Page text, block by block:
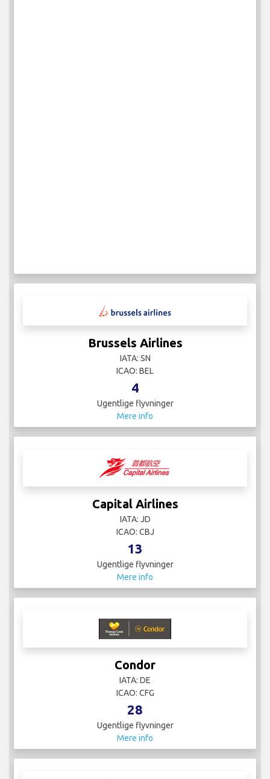
Brussels Airlines
IATA: SN
ICAO: BEL
4
Ugentlige flyvninger
Mere info
Capital Airlines
IATA: JD
ICAO: CBJ
13
Ugentlige flyvninger
Mere info
Condor
IATA: DE
ICAO: CFG
28
Ugentlige flyvninger
Mere info